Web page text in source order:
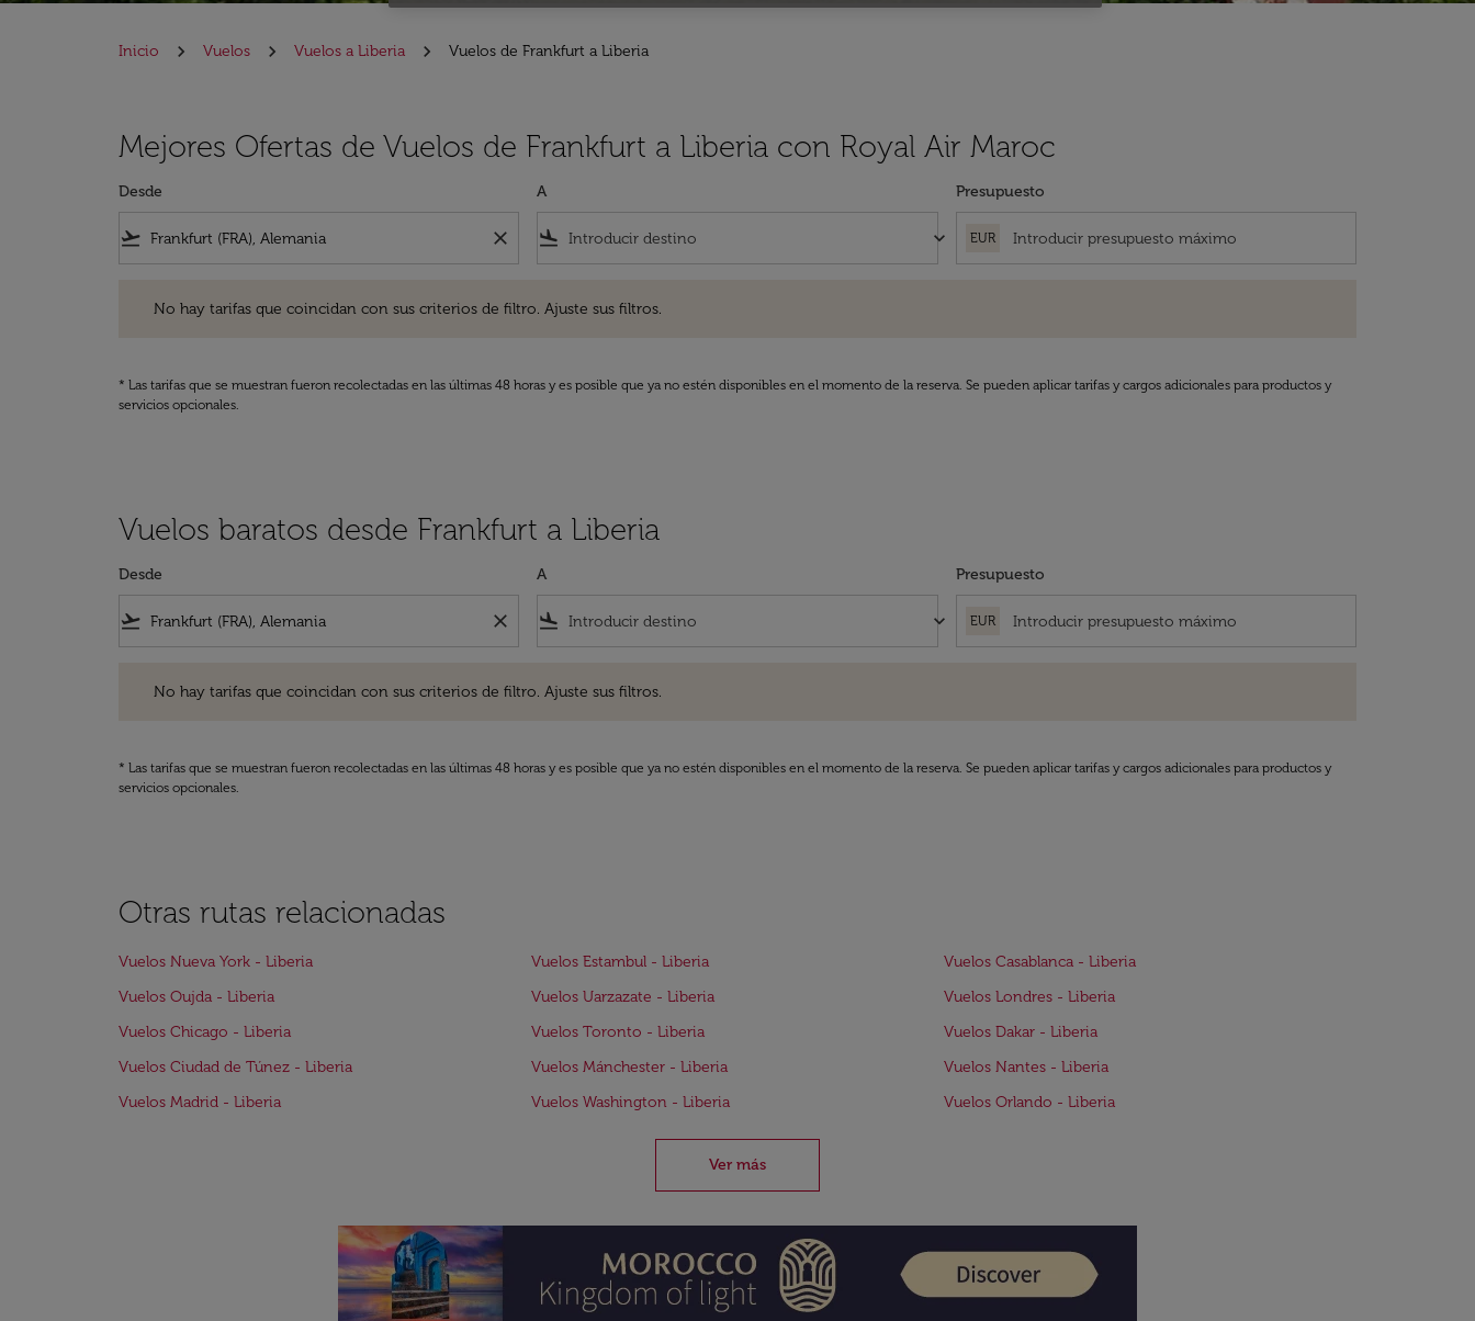
Inicio Vuelos Vuelos a Liberia Vuelos de Frankfurt a Liberia
Mejores Ofertas de Vuelos de Frankfurt a Liberia con Royal Air Maroc
Desde
flight_takeoff close
A
flight_land keyboard_arrow_down
Presupuesto
EUR
No hay tarifas que coincidan con sus criterios de filtro. Ajuste sus filtros.
* Las tarifas que se muestran fueron recolectadas en las últimas 48 horas y es posible que ya no estén disponibles en el momento de la reserva. Se pueden aplicar tarifas y cargos adicionales para productos y
servicios opcionales.
Vuelos baratos desde Frankfurt a Liberia
Desde
flight_takeoff close
A
flight_land keyboard_arrow_down
Presupuesto
EUR
No hay tarifas que coincidan con sus criterios de filtro. Ajuste sus filtros.
* Las tarifas que se muestran fueron recolectadas en las últimas 48 horas y es posible que ya no estén disponibles en el momento de la reserva. Se pueden aplicar tarifas y cargos adicionales para productos y
servicios opcionales.
Otras rutas relacionadas
Vuelos Nueva York - Liberia Vuelos Estambul - Liberia
Vuelos Casablanca - Liberia
Vuelos Oujda - Liberia
Vuelos Uarzazate - Liberia
Vuelos Londres - Liberia
Vuelos Chicago - Liberia
Vuelos Toronto - Liberia
Vuelos Dakar - Liberia
Vuelos Ciudad de Túnez - Liberia
Vuelos Mánchester - Liberia
Vuelos Nantes - Liberia
Vuelos Madrid - Liberia
Vuelos Washington - Liberia Vuelos Orlando - Liberia
Ver más